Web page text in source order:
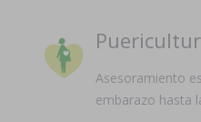
Asesoramiento
embarazo hasta